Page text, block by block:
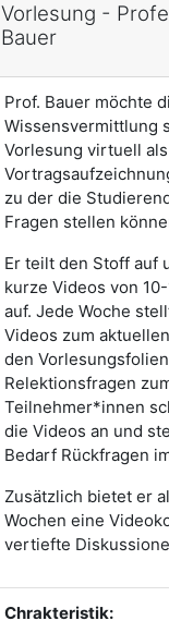
Vorlesung -
Bauer
Prof. Bauer möchte
Wissensvermittlung
Vorlesung virtuell als
zu der die
Fragen stellen
Er teilt den Stoff auf
kurze Videos von
auf. Jede Woche
Videos zum
den
Relektionsfragen
Teilnehmer*innen
die Videos an und
Bedarf Rückfragen
Zusätzlich bietet er
Wochen eine
vertiefte
Chrakteristik: